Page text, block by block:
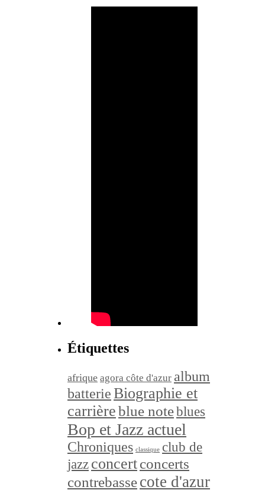
Étiquettes
afrique agora côte d'azur album
batterieBiographie et
carrièreblue noteblues
Bop et Jazz actuel
Chroniques classique club de
jazz concertconcerts
contrebassecote d'azur